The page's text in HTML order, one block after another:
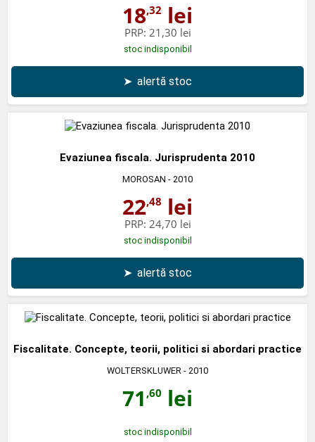
18,32 lei
PRP: 21,30 lei
stoc indisponibil
➤ alertă stoc
Evaziunea fiscala. Jurisprudenta 2010
MOROSAN - 2010
22,48 lei
PRP: 24,70 lei
stoc indisponibil
➤ alertă stoc
Fiscalitate. Concepte, teorii, politici si abordari practice
WOLTERSKLUWER - 2010
71 ,60 lei
stoc indisponibil